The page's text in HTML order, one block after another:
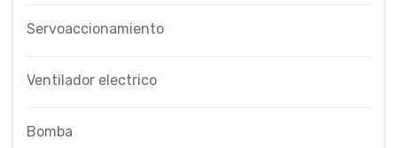
Servoaccionamiento
Ventilador electrico
Bomba